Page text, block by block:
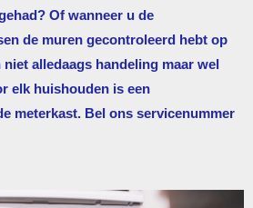
Of wanneer u de
de muren gecontroleerd hebt op
alledaags handeling maar wel
elk huishouden is een
meterkast. Bel ons servicenummer